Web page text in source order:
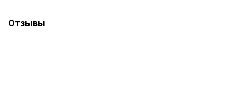
Отзывы